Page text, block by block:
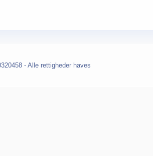
- Alle rettigheder haves